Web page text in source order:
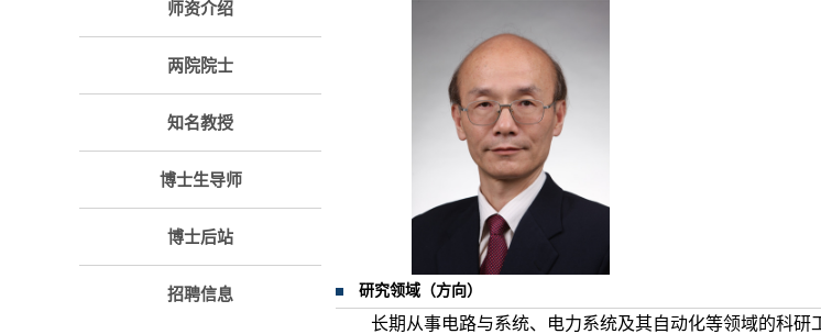
师资介绍
两院院士
知名教授
博士生导师
博士后站
招聘信息 研究领域（方向）
长期从事电路与系统、电力系统及其自动化等领域的科